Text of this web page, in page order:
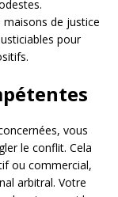
maisons de justice
pour
vous
le conflit. Cela
ou commercial,
arbitral. Votre